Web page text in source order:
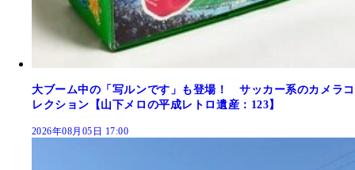
大ブーム中の「写ルンです」も登場！ サッカー系のカメラコ
レクション【山下メロの平成レトロ遺産：123】
2026年08月05日 17:00